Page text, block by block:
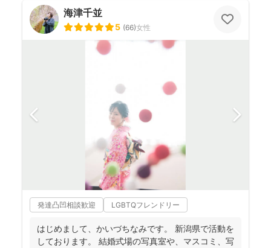
海津千並
5 (66)女性
発達凸凹相談歓迎 LGBTQフレンドリー
はじめまして、かいづちなみです。 新潟県で活動を
しております。 結婚式場の写真室や、マスコミ、写